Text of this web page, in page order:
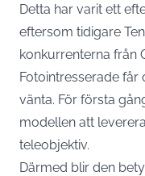
Detta har varit ett
eftersom tidigare
konkurrenterna från
Fotointresserade
vänta. För första
modellen att
teleobjektiv.
Därmed blir den